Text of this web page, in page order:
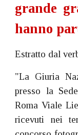
grande
hanno
Estratto dal
"La Giuria
presso la
Roma Viale
ricevuti nei